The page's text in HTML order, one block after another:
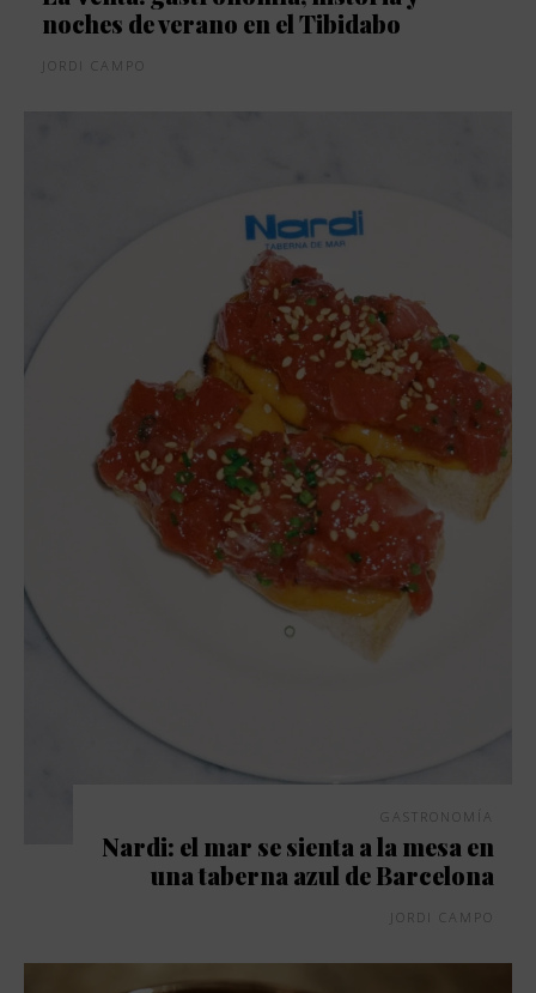
noches de verano en el Tibidabo
JORDI CAMPO
GASTRONOMÍA
Nardi: el mar se sienta a la mesa en
una taberna azul de Barcelona
JORDI CAMPO